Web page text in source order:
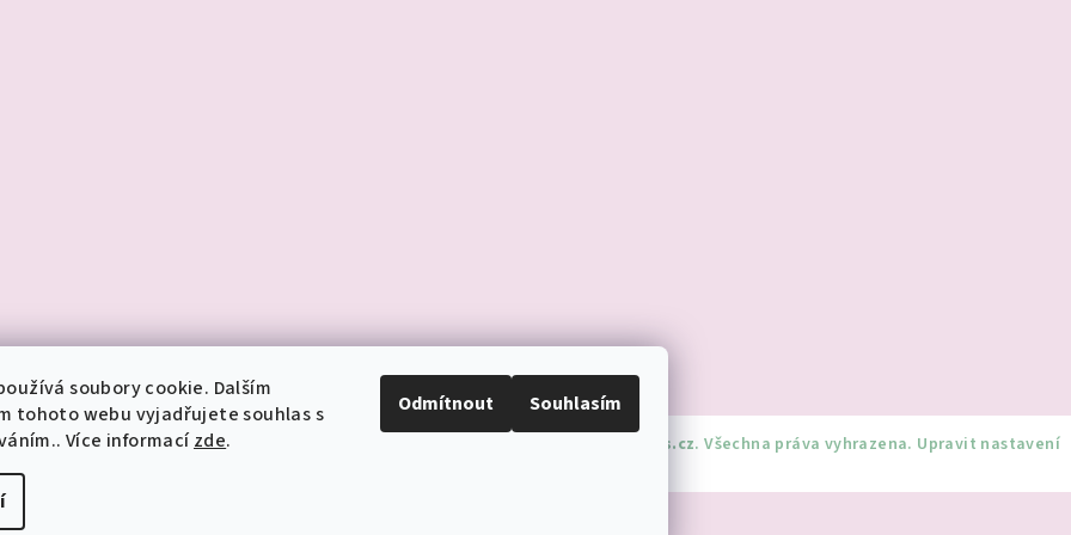
soubory cookie. Dalším
tohoto webu vyjadřujete souhlas s
Více informacízde.
Odmítnout Souhlasím
jednorozciverivnas.cz. Všechna práva vyhrazena. Upravit nastavení